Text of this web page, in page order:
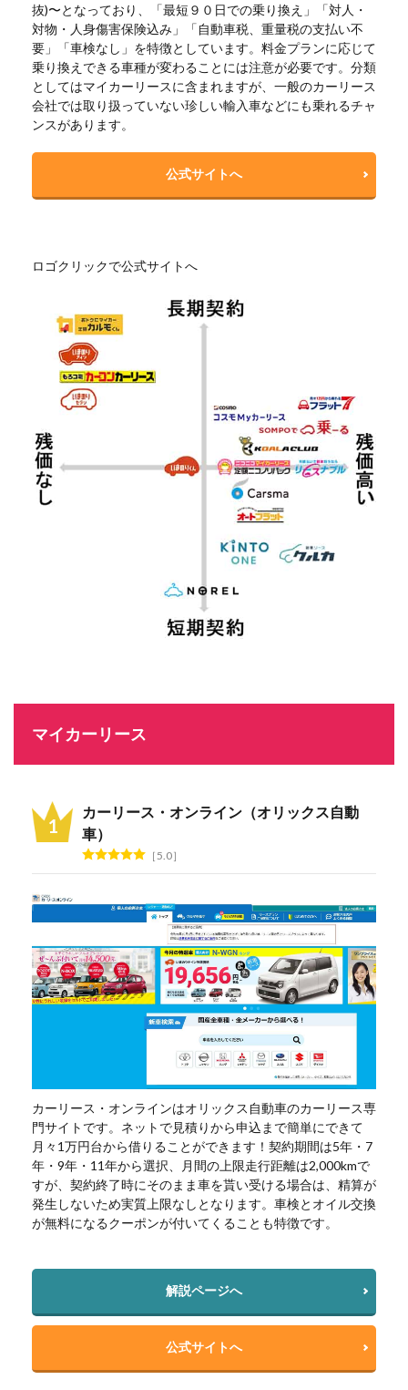
抜)〜となっており、「最短９０日での乗り換え」「対人・
対物・人身傷害保険込み」「自動車税、重量税の支払い不
要」「車検なし」を特徴としています。料金プランに応じて
乗り換えできる車種が変わることには注意が必要です。分類
としてはマイカーリースに含まれますが、一般のカーリース
会社では取り扱っていない珍しい輸入車などにも乗れるチャ
ンスがあります。
公式サイトへ
ロゴクリックで公式サイトへ
マイカーリース
カーリース・オンライン（オリックス自動
車）
5.0
カーリース・オンラインはオリックス自動車のカーリース専
門サイトです。ネットで見積りから申込まで簡単にできて
月々1万円台から借りることができます！契約期間は5年・7
年・9年・11年から選択、月間の上限走行距離は2,000kmで
すが、契約終了時にそのまま車を貰い受ける場合は、精算が
発生しないため実質上限なしとなります。車検とオイル交換
が無料になるクーポンが付いてくることも特徴です。
解説ページへ
公式サイトへ